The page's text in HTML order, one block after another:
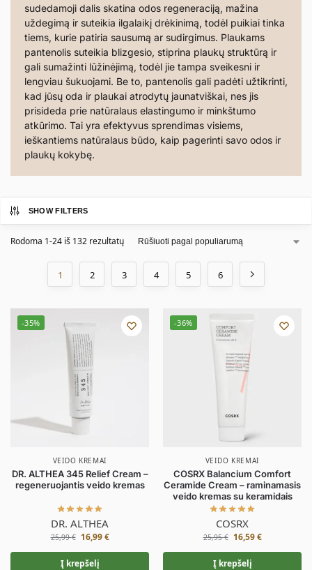
sudedamoji dalis skatina odos regeneraciją, mažina
uždegimą ir suteikia ilgalaikį drėkinimą, todėl puikiai tinka
tiems, kurie patiria sausumą ar sudirgimus. Plaukams
pantenolis suteikia blizgesio, stiprina plaukų struktūrą ir
gali sumažinti lūžinėjimą, todėl jie tampa sveikesni ir
lengviau šukuojami. Be to, pantenolis gali padėti užtikrinti,
kad jūsų oda ir plaukai atrodytų jaunatviškai, nes jis
prisideda prie natūralaus elastingumo ir minkštumo
atkūrimo. Tai yra efektyvus sprendimas visiems,
ieškantiems natūralaus būdo, kaip pagerinti savo odos ir
plaukų kokybę.
SHOW FILTERS
Rodoma 1-24 iš 132 rezultatų
1 2 3 4 5 6
-35%
VEIDO KREMAI
DR. ALTHEA 345 Relief Cream –
regeneruojantis veido kremas
DR. ALTHEA
25,99€ 16,99€
Į krepšelį
-36%
VEIDO KREMAI
COSRX Balancium Comfort
Ceramide Cream – raminamasis
veido kremas su keramidais
COSRX
25,95€ 16,59€
Į krepšelį